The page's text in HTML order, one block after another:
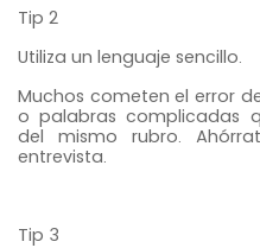
Tip 2
Utiliza un lenguaje sencillo.
Muchos cometen el error
o palabras complicadas
del mismo rubro.
entrevista.
Tip 3